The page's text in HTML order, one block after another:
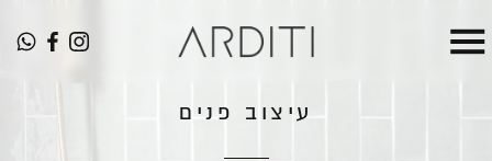
עיצוב פנים